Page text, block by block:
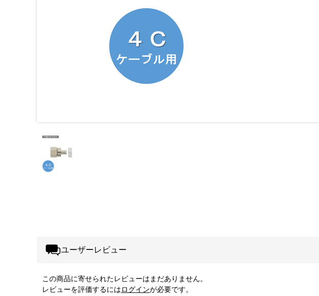
ユーザーレビュー
この商品に寄せられたレビューはまだありません。
レビューを評価するにはログインが必要です。